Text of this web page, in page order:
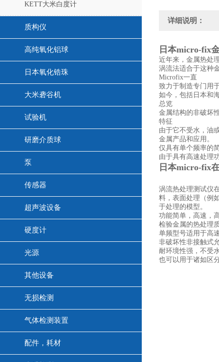
KETT大米白度计
质构仪
高纯氧化铝球
日本氧化锆珠
大米砻谷机
试验机
研磨介质球
泵
传感器
超声波设备
硬度计
光源
其他设备
无损检测
气体检测装置
配件，耗材
详细说明：
日本micro-fix
近年来，金属热处
涡流法适合于这种
Microfix一直
致力于制造专门用
如今，包括日本和
总览
金属结构的非破坏
特征
由于它不受水，油
金属产品和应用。
仅具有单个频率的
由于具有高速处理
日本micro-fix
涡流热处理测试仪
料，表面处理（例
于处理的模型。
功能简单，高速，
检验金属的热处理
单频型号适用于高
非破坏性非接触式
耐环境性强，不受
也可以用于诸如区